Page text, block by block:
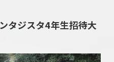
タジスタ4年生招待大